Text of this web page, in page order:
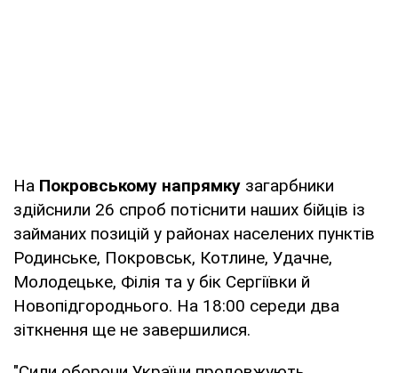
На Покровському напрямку загарбники
здійснили 26 спроб потіснити наших бійців із
займаних позицій у районах населених пунктів
Родинське, Покровськ, Котлине, Удачне,
Молодецьке, Філія та у бік Сергіївки й
Новопідгороднього. На 18:00 середи два
зіткнення ще не завершилися.